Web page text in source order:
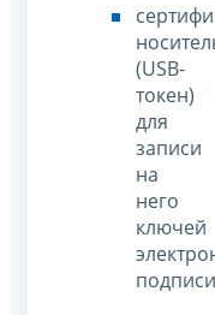
(USB-
токен)
для
записи
на
него
ключей